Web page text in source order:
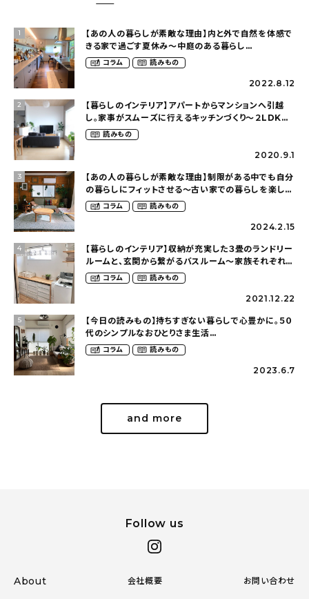
1
【あの人の暮らしが素敵な理由】内と外で自然を体感で
きる家で過ごす夏休み〜中庭のある暮らし
（yume_2700さん）
コラム 読みもの
2022.8.12
2
【暮らしのインテリア】アパートからマンションへ引越
し。家事がスムーズに行えるキッチンづくり〜２LDKの
賃貸暮らし（mari_ppe_さん）
読みもの
2020.9.1
3
【あの人の暮らしが素敵な理由】制限がある中でも自分
の暮らしにフィットさせる〜古い家での暮らしを楽しむ
（idasanchiさん）
コラム 読みもの
2024.2.15
4
【暮らしのインテリア】収納が充実した３畳のランドリー
ルームと、玄関から繋がるバスルーム〜家族それぞれが
くつろげて、少し遊び心のある家（megu6465さん）
コラム 読みもの
2021.12.22
5
【今日の読みもの】持ちすぎない暮らしで心豊かに。５０
代のシンプルなおひとりさま生活
（ohitorisama_kurasiさん）
コラム 読みもの
2023.6.7
and more
Follow us
About 会社概要 お問い合わせ